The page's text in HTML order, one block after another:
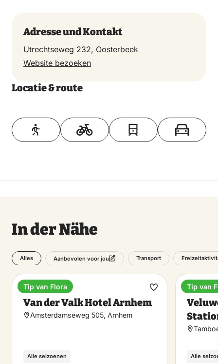
Besonderheiten Zeugnisse.
Adresse und Kontakt
Utrechtseweg 232, Oosterbeek
Website bezoeken
Locatie & route
Toon op kaart
In der Nähe
Alles Aanbevolen voor jou Transport
Hotel
Van der Valk Hotel Arnhem
Amsterdamseweg 505, Arnhem
Alle seizoenen
Tip van Flora
Favorit
Alle
Tip van